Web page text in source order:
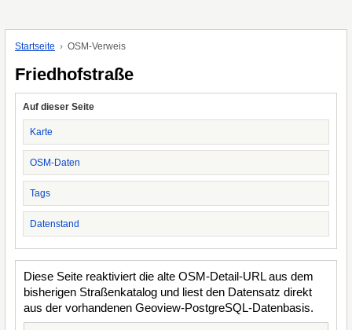
Startseite OSM-Verweis
Friedhofstraße
Auf dieser Seite
Karte
OSM-Daten
Tags
Datenstand
Diese Seite reaktiviert die alte OSM-Detail-URL aus dem
bisherigen Straßenkatalog und liest den Datensatz direkt
aus der vorhandenen Geoview-PostgreSQL-Datenbasis.